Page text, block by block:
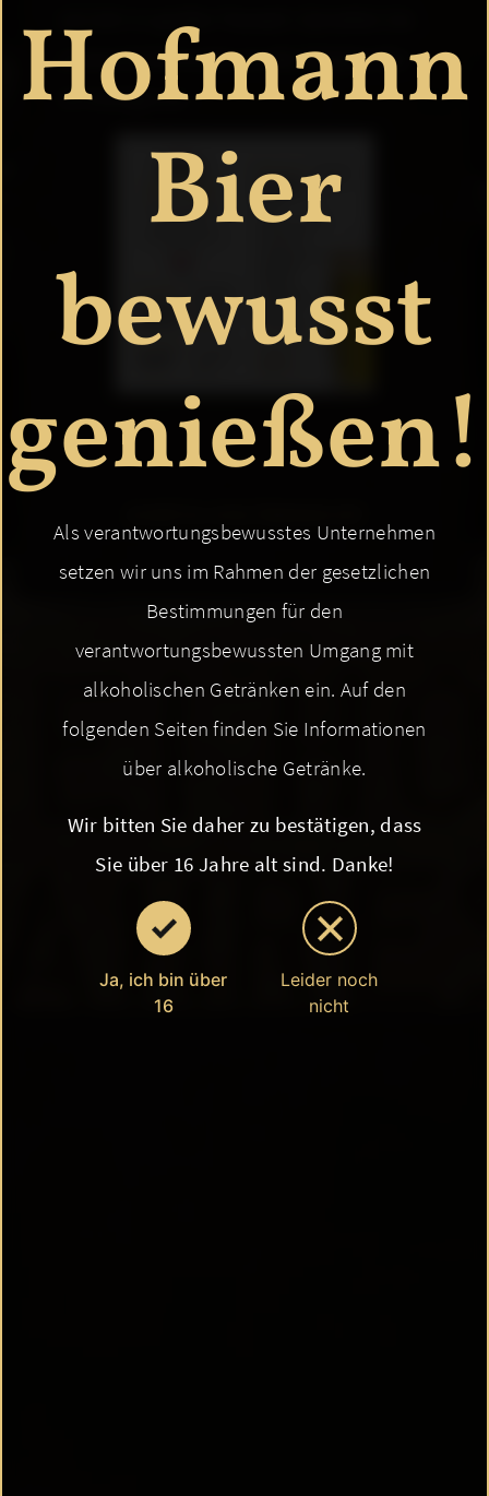
unsere 15 Biersorten an der längsten Bar
im Aischgrund.
Hofmann
Bier
bewusst
genießen!
Als verantwortungsbewusstes Unternehmen
setzen wir uns im Rahmen der gesetzlichen
Bestimmungen für den
verantwortungsbewussten Umgang mit
alkoholischen Getränken ein. Auf den
folgenden Seiten finden Sie Informationen
über alkoholische Getränke.
Wir bitten Sie daher zu bestätigen, dass
Sie über 16 Jahre alt sind. Danke!
Ja, ich bin über
16
Leider noch
nicht